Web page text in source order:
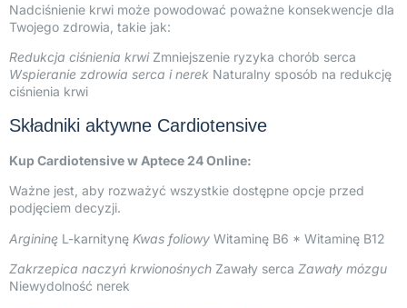
Nadciśnienie krwi może powodować poważne konsekwencje dla
Twojego zdrowia, takie jak:
Redukcja ciśnienia krwi Zmniejszenie ryzyka chorób serca
Wspieranie zdrowia serca i nerek Naturalny sposób na redukcję
ciśnienia krwi
Składniki aktywne Cardiotensive
Kup Cardiotensive w Aptece 24 Online:
Ważne jest, aby rozważyć wszystkie dostępne opcje przed
podjęciem decyzji.
Argininę L-karnitynę Kwas foliowy Witaminę B6 * Witaminę B12
Zakrzepica naczyń krwionośnych Zawały serca Zawały mózgu
Niewydolność nerek